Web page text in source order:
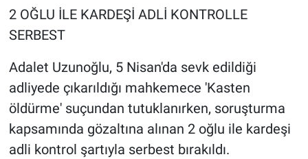
2 OĞLU İLE KARDEŞİ ADLİ KONTROLLE
SERBEST
Adalet Uzunoğlu, 5 Nisan'da sevk edildiği
adliyede çıkarıldığı mahkemece 'Kasten
öldürme' suçundan tutuklanırken, soruşturma
kapsamında gözaltına alınan 2 oğlu ile kardeşi
adli kontrol şartıyla serbest bırakıldı.